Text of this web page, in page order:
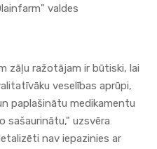
valdes
zāļu ražotājam ir būtiski, lai
veselības aprūpi,
paplašinātu medikamentu
sašaurinātu," uzsvēra
nav iepazinies ar